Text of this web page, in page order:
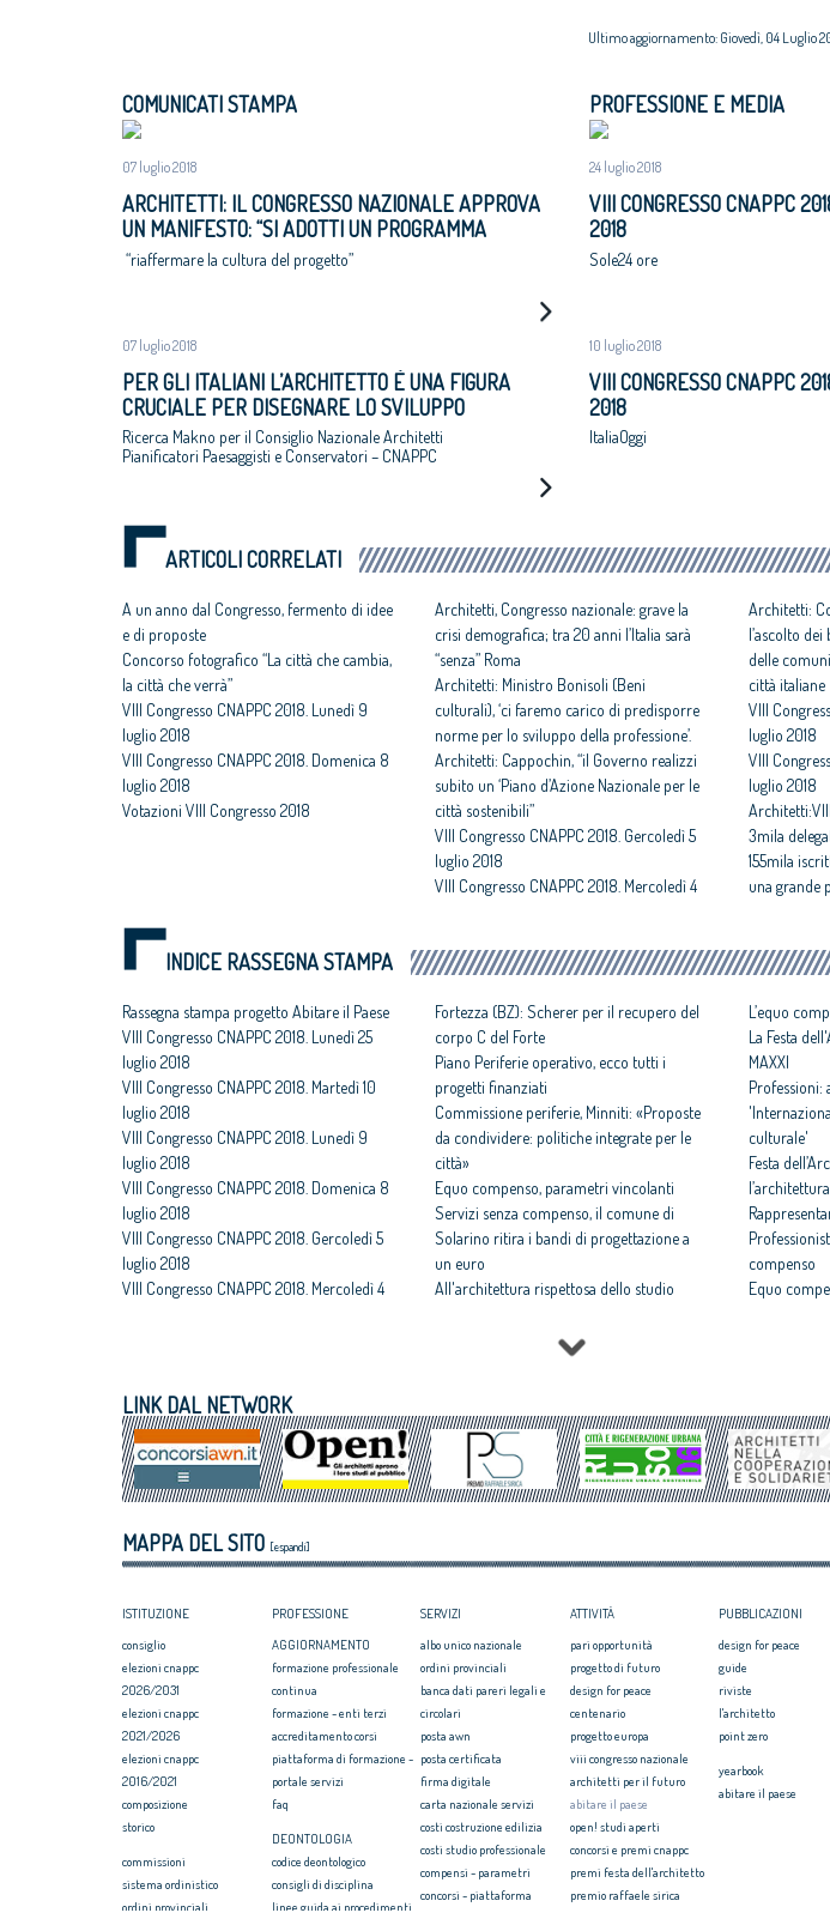
Ultimo aggiornamento: Giovedì, 04 Luglio
COMUNICATI STAMPA
07 luglio 2018
ARCHITETTI: IL CONGRESSO NAZIONALE APPROVA
UN MANIFESTO: “SI ADOTTI UN PROGRAMMA
NAZIONALE DI RIGENERAZIONE URBANE,
“riaffermare la cultura del progetto”
07 luglio 2018
PER GLI ITALIANI L’ARCHITETTO È UNA FIGURA
CRUCIALE PER DISEGNARE LO SVILUPPO
ECONOMICO E SOCIALE DEL PAESE
Ricerca Makno per il Consiglio Nazionale Architetti
Pianificatori Paesaggisti e Conservatori – CNAPPC
PROFESSIONE E MEDIA
24 luglio 2018
VIII CONGRESSO CNAPPC
2018
Sole24 ore
10 luglio 2018
VIII CONGRESSO CNAPPC
2018
ItaliaOggi
ARTICOLI CORRELATI
A un anno dal Congresso, fermento di idee
e di proposte
Concorso fotografico “La città che cambia,
la città che verrà”
VIII Congresso CNAPPC 2018. Lunedì 9
luglio 2018
VIII Congresso CNAPPC 2018. Domenica 8
luglio 2018
Votazioni VIII Congresso 2018
Architetti, Congresso nazionale: grave la
crisi demografica; tra 20 anni l’Italia sarà
“senza” Roma
Architetti: Ministro Bonisoli (Beni
culturali), ‘ci faremo carico di predisporre
norme per lo sviluppo della professione’.
Architetti: Cappochin, “il Governo realizzi
subito un ‘Piano d’Azione Nazionale per le
città sostenibili”
VIII Congresso CNAPPC 2018. Gercoledì 5
luglio 2018
VIII Congresso CNAPPC 2018. Mercoledì 4
Architetti:
l’ascolto
delle
città italiane
VIII
luglio 2018
VIII
luglio 2018
3mila
155mila
una grande
Cappochin
sociale ed
INDICE RASSEGNA STAMPA
Rassegna stampa progetto Abitare il Paese
VIII Congresso CNAPPC 2018. Lunedì 25
luglio 2018
VIII Congresso CNAPPC 2018. Martedì 10
luglio 2018
VIII Congresso CNAPPC 2018. Lunedì 9
luglio 2018
VIII Congresso CNAPPC 2018. Domenica 8
luglio 2018
VIII Congresso CNAPPC 2018. Gercoledì 5
luglio 2018
VIII Congresso CNAPPC 2018. Mercoledì 4
luglio 2018
Obbligo formativo, ancora sulla carta
crediti e sanzioni
Fortezza (BZ): Scherer per il recupero del
corpo C del Forte
Piano Periferie operativo, ecco tutti i
progetti finanziati
Commissione periferie, Minniti: «Proposte
da condividere: politiche integrate per le
città»
Equo compenso, parametri vincolanti
Servizi senza compenso, il comune di
Solarino ritira i bandi di progettazione a
un euro
All'architettura rispettosa dello studio
Assegnati premi Architetto italiano e
Equo compenso, il CNAPPC ricorre alla
Corte Europea dei Diritti dell’Uomo
Professioni: architetti, focus su
internazionalizzazione e innovazione
L’equo
La Festa
MAXXI
Professioni:
culturale'
Festa
l’architettura
compenso
Equo
svilito
Periferie,
Mibact per
degradate
LINK DAL NETWORK
MAPPA DEL SITO [espandi]
ISTITUZIONE
consiglio
elezioni cnappc
2026/2031
elezioni cnappc
2021/2026
elezioni cnappc
2016/2021
composizione
storico
commissioni
sistema ordinistico
ordini provinciali
PROFESSIONE
AGGIORNAMENTO
formazione professionale
continua
formazione - enti terzi
accreditamento corsi
piattaforma di formazione -
portale servizi
faq
DEONTOLOGIA
codice deontologico
consigli di disciplina
linee guida ai procedimenti
SERVIZI
albo unico nazionale
ordini provinciali
banca dati pareri legali e
circolari
posta awn
posta certificata
firma digitale
carta nazionale servizi
costi costruzione edilizia
costi studio professionale
compensi - parametri
concorsi - piattaforma
ATTIVITÀ
pari opportunità
progetto di futuro
design for peace
centenario
progetto europa
viii congresso nazionale
architetti per il futuro
abitare il paese
open! studi aperti
concorsi e premi cnappc
premi festa dell'architetto
premio raffaele sirica
PUBBLICAZIONI
design for peace
guide
riviste
l'architetto
point zero
yearbook
abitare il paese